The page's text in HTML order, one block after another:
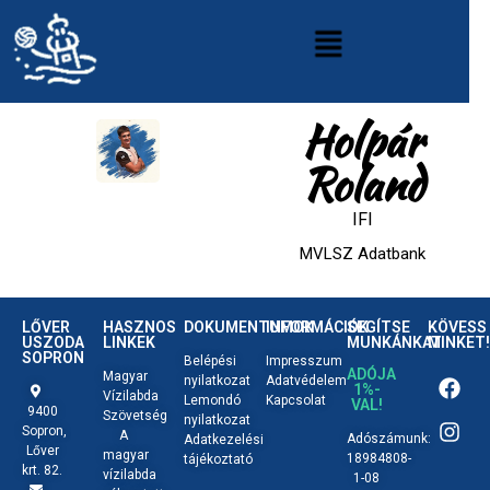
Holpár
Roland
IFI
MVLSZ Adatbank
LŐVER
USZODA
SOPRON
9400
Sopron,
Lőver
krt. 82.
HASZNOS
LINKEK
Magyar
Vízilabda
Szövetség
A
magyar
vízilabda
DOKUMENTUMOK
Belépési
nyilatkozat
Lemondó
nyilatkozat
Adatkezelési
tájékoztató
INFORMÁCIÓK
Impresszum
Adatvédelem
Kapcsolat
SEGÍTSE
MUNKÁNKAT
ADÓJA
1%-
VAL!
Adószámunk:
18984808-
1-08
KÖVESS
MINKET!